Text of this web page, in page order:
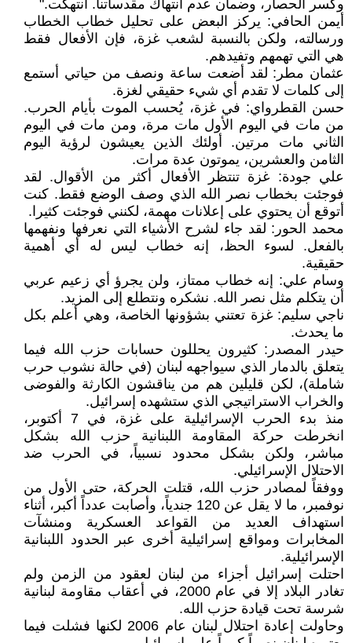
وكسر الحصار، وضمان عدم انتهاك مقدساتنا. انتهكت."
أيمن الحافي: يركز البعض على تحليل خطاب الخطاب
ورسالته، ولكن بالنسبة لشعب غزة، فإن الأفعال فقط
هي التي تهمهم وتفيدهم.
عثمان مطر: لقد أضعت ساعة ونصف من حياتي أستمع
إلى كلمات لا تقدم أي شيء حقيقي لغزة.
حسن القطرواي: في غزة، يُحسب الموت بأيام الحرب.
من مات في اليوم الأول مات مرة، ومن مات في اليوم
الثاني مات مرتين. أولئك الذين يعيشون لرؤية اليوم
الثامن والعشرين، يموتون عدة مرات.
علي جودة: غزة تنتظر الأفعال أكثر من الأقوال. لقد
فوجئت بخطاب نصر الله الذي وصف الوضع فقط. كنت
أتوقع أن يحتوي على إعلانات مهمة، لكنني فوجئت كثيرا.
محمد الحور: لقد جاء لشرح الأشياء التي نعرفها ونفهمها
بالفعل. لسوء الحظ، إنه خطاب ليس له أي أهمية
حقيقية.
وسام علي: إنه خطاب ممتاز، ولن يجرؤ أي زعيم عربي
أن يتكلم مثل نصر الله. نشكره ونتطلع إلى المزيد.
ناجي سليم: غزة تعتني بشؤونها الخاصة، وهي أعلم بكل
ما يحدث.
حيدر المصدر: كثيرون يحللون حسابات حزب الله فيما
يتعلق بالدمار الذي سيواجهه لبنان (في حالة نشوب حرب
شاملة)، لكن قليلين هم من يناقشون الكارثة والفوضى
والخراب الاستراتيجي الذي ستشهده إسرائيل.
منذ بدء الحرب الإسرائيلية على غزة، في 7 أكتوبر،
انخرطت حركة المقاومة اللبنانية حزب الله بشكل
مباشر، ولكن بشكل محدود نسبياً، في الحرب ضد
الاحتلال الإسرائيلي.
ووفقاً لمصادر حزب الله، قتلت الحركة، حتى الأول من
نوفمبر، ما لا يقل عن 120 جندياً، وأصابت عدداً أكبر، أثناء
استهداف العديد من القواعد العسكرية ومنشآت
المخابرات ومواقع إسرائيلية أخرى عبر الحدود اللبنانية
الإسرائيلية.
احتلت إسرائيل أجزاء من لبنان لعقود من الزمن ولم
تغادر البلاد إلا في عام 2000، في أعقاب مقاومة لبنانية
شرسة تحت قيادة حزب الله.
وحاولت إعادة احتلال لبنان عام 2006 لكنها فشلت فيما